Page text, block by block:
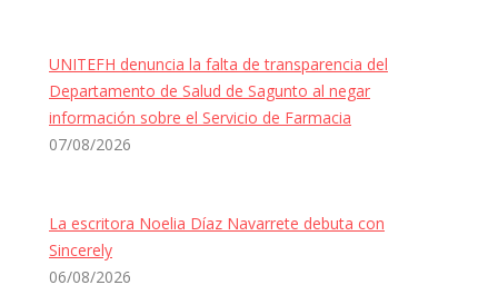
UNITEFH denuncia la falta de transparencia del
Departamento de Salud de Sagunto al negar
información sobre el Servicio de Farmacia
07/08/2026
La escritora Noelia Díaz Navarrete debuta con
Sincerely
06/08/2026